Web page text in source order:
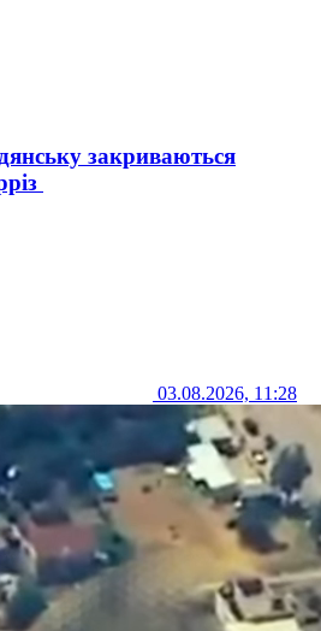
закриваються
03.08.2026, 11:28